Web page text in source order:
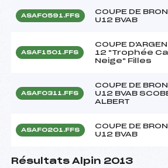
ASAF0591.FFS
COUPE DE
U12 BVAB
ASAF1501.FFS
COUPE
12 "Trophée
Neige" Filles
ASAF0311.FFS
COUPE DE
U12 BVAB
ALBERT
ASAF0201.FFS
COUPE DE
U12 BVAB
Résultats Alpin 2013